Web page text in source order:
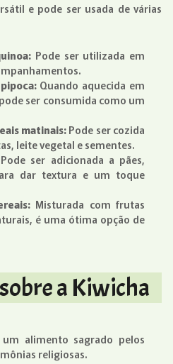
e pode ser usada de várias
Pode ser utilizada em
Quando aquecida em
ser consumida como um
matinais:Pode ser cozida
leite vegetal e sementes.
ser adicionada a pães,
dar textura e um toque
Misturada com frutas
é uma ótima opção de
a Kiwicha
um alimento sagrado pelos
religiosas.